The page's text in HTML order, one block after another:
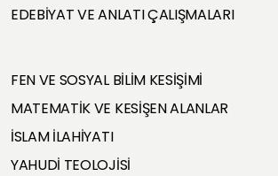
EDEBİYAT VE ANLATI ÇALIŞMALARI
FEN VE SOSYAL BİLİM KESİŞİMİ
MATEMATİK VE KESİŞEN ALANLAR
İSLAM İLAHİYATI
YAHUDİ TEOLOJİSİ